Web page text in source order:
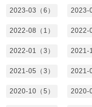
2023-03（6） 2023-
2022-08（1） 2022-
2022-01（3） 2021-
2021-05（3） 2021-
2020-10（5） 2020-